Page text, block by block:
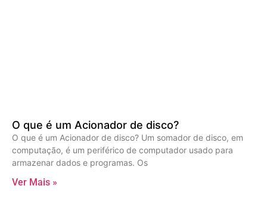
O que é um Acionador de disco?
O que é um Acionador de disco? Um somador de disco, em
computação, é um periférico de computador usado para
armazenar dados e programas. Os
Ver Mais »